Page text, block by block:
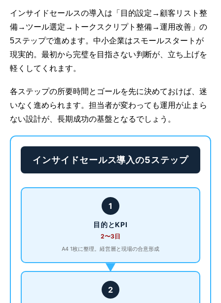
インサイドセールスの導入は「目的設定→顧客リスト整
備→ツール選定→トークスクリプト整備→運用改善」の
5ステップで進めます。中小企業はスモールスタートが
現実的。最初から完璧を目指さない判断が、立ち上げを
軽くしてくれます。
各ステップの所要時間とゴールを先に決めておけば、迷
いなく進められます。担当者が変わっても運用が止まら
ない設計が、長期成功の基盤となるでしょう。
インサイドセールス導入の5ステップ
1
目的とKPI
2〜3日
A4 1枚に整理。経営層と現場の合意形成
▶
2